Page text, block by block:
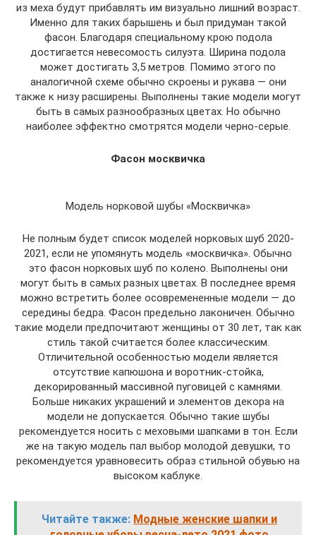
из меха будут прибавлять им визуально лишний возраст.
Именно для таких барышень и был придуман такой
фасон. Благодаря специальному крою подола
достигается невесомость силуэта. Ширина подола
может достигать 3,5 метров. Помимо этого по
аналогичной схеме обычно скроены и рукава — они
также к низу расширены. Выполнены такие модели могут
быть в самых разнообразных цветах. Но обычно
наиболее эффектно смотрятся модели черно-серые.
Фасон москвичка
Модель норковой шубы «Москвичка»
Не полным будет список моделей норковых шуб 2020-
2021, если не упомянуть модель «москвичка». Обычно
это фасон норковых шуб по колено. Выполнены они
могут быть в самых разных цветах. В последнее время
можно встретить более осовремененные модели — до
середины бедра. Фасон предельно лаконичен. Обычно
такие модели предпочитают женщины от 30 лет, так как
стиль такой считается более классическим.
Отличительной особенностью модели является
отсутствие капюшона и воротник-стойка,
декорированный массивной пуговицей с камнями.
Больше никаких украшений и элементов декора на
модели не допускается. Обычно такие шубы
рекомендуется носить с меховыми шапками в тон. Если
же на такую модель пал выбор молодой девушки, то
рекомендуется уравновесить образ стильной обувью на
высоком каблуке.
Читайте также: Модные женские шапки и